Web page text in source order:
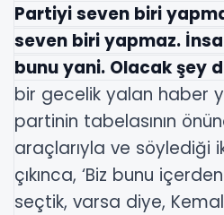
Partiyi seven biri
seven biri yapmaz.
bunu yani. Olacak şey
bir gecelik yalan haber
partinin tabelasının
araçlarıyla ve söylediği
çıkınca, ‘Biz bunu
seçtik, varsa diye,